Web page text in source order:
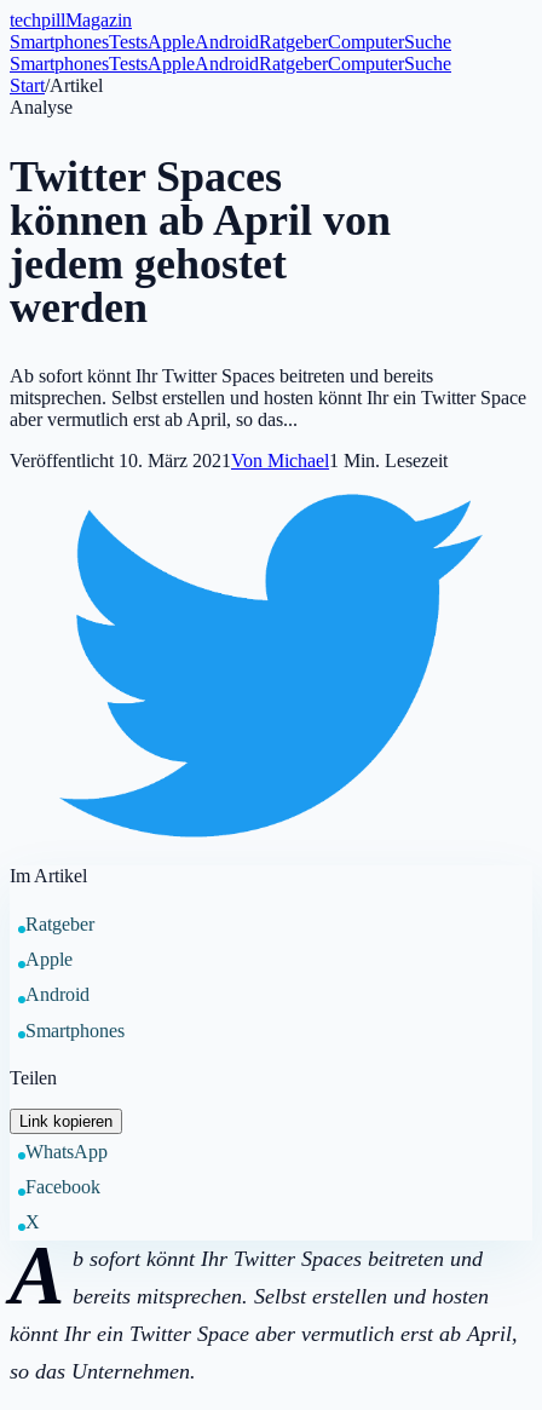
techpillMagazin
SmartphonesTestsAppleAndroidRatgeberComputerSuche
SmartphonesTestsAppleAndroidRatgeberComputerSuche
Start/Artikel
Analyse
Twitter Spaces
können ab April von
jedem gehostet
werden
Ab sofort könnt Ihr Twitter Spaces beitreten und bereits
mitsprechen. Selbst erstellen und hosten könnt Ihr ein Twitter Space
aber vermutlich erst ab April, so das...
Veröffentlicht 10. März 2021Von Michael1 Min. Lesezeit
Im Artikel
Ratgeber
Apple
Android
Smartphones
Teilen
Link kopieren
WhatsApp
Facebook
X
A b sofort könnt Ihr Twitter Spaces beitreten und
bereits mitsprechen. Selbst erstellen und hosten
könnt Ihr ein Twitter Space aber vermutlich erst ab April,
so das Unternehmen.